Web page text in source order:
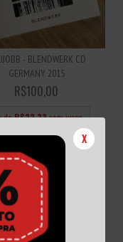
X
- BLENDWERK CD
GERMANY 2015
R$100,00
deR$33,33sem juros